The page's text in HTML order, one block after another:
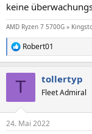
keine
AMD Ryzen 7 5700G »
R
e
e
Robert01
T tollertyp
Fleet Admiral
24. Mai 2022